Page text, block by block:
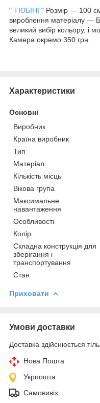
" ТЮБІНГ" Розмір — 100
вироблення матеріалу —
великий вибір кольору,
Камера окремо 350 грн.
Характеристики
Основні
Виробник
Країна виробник
Тип
Матеріал
Кількість місць
Вікова група
Максимальне
навантаження
Особливості
Колір
Складна конструкція для
зберігання і
транспортування
Стан
Приховати
Умови доставки
Доставка здійснюється
Нова Пошта
Укрпошта
Самовивіз